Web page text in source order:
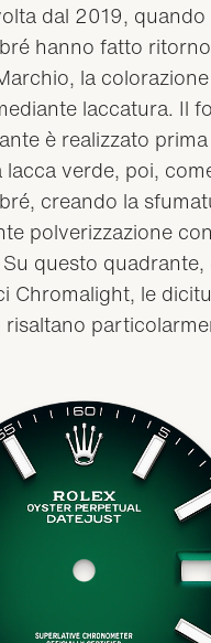
dal 2019, quando
hanno fatto
la
laccatura. Il
è realizzato prima
lacca verde, poi,
creando la
polverizzazione
questo quadrante,
Chromalight, le